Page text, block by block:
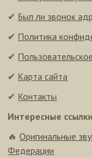
✔ Был ли звонок
✔ Политика
✔
✔ Карта сайта
✔ Контакты
Интересные
🔥Оригинальные
Федерации